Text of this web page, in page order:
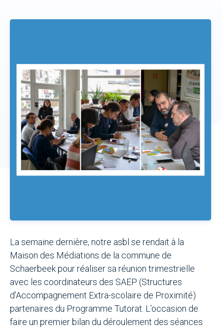
Donateurs
CONTACT
NOUS SOUTENIR
La semaine dernière, notre asbl se rendait à la
Maison des Médiations de la commune de
Schaerbeek pour réaliser sa réunion trimestrielle
avec les coordinateurs des SAEP (Structures
d’Accompagnement Extra-scolaire de Proximité)
partenaires du Programme Tutorat. L’occasion de
faire un premier bilan du déroulement des séances